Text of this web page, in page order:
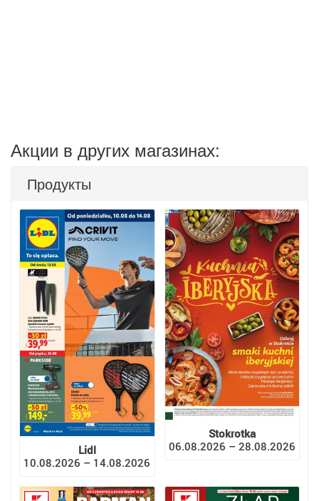
Акции в других магазинах:
Продукты
Lidl
10.08.2026 – 14.08.2026
Stokrotka
06.08.2026 – 28.08.2026